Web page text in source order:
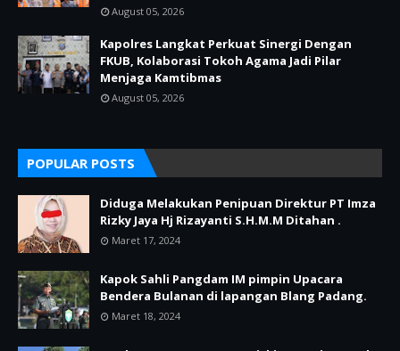
August 05, 2026
Kapolres Langkat Perkuat Sinergi Dengan
FKUB, Kolaborasi Tokoh Agama Jadi Pilar
Menjaga Kamtibmas
August 05, 2026
POPULAR POSTS
Diduga Melakukan Penipuan Direktur PT Imza
Rizky Jaya Hj Rizayanti S.H.M.M Ditahan .
Maret 17, 2024
Kapok Sahli Pangdam IM pimpin Upacara
Bendera Bulanan di lapangan Blang Padang.
Maret 18, 2024